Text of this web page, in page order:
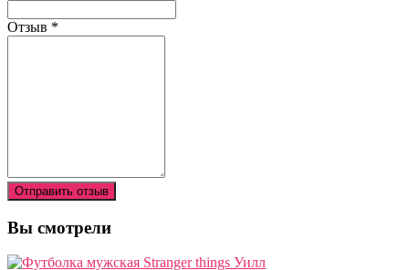
Отзыв *
Отправить отзыв
Вы смотрели